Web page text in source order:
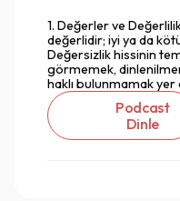
1. Değerler ve
değerlidir; iyi ya da
Değersizlik hissinin
görmemek,
haklı bulunmamak yer
Podcast
Dinle